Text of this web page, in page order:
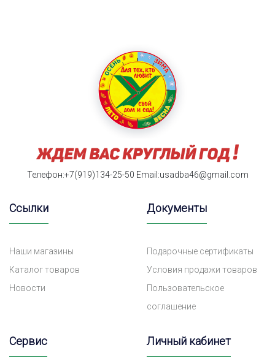
Телефон:+7(919)134-25-50 Email:usadba46@gmail.com
Ссылки
Наши магазины
Каталог товаров
Новости
Документы
Подарочные сертификаты
Условия продажи товаров
Пользовательское
соглашение
Сервис Личный кабинет